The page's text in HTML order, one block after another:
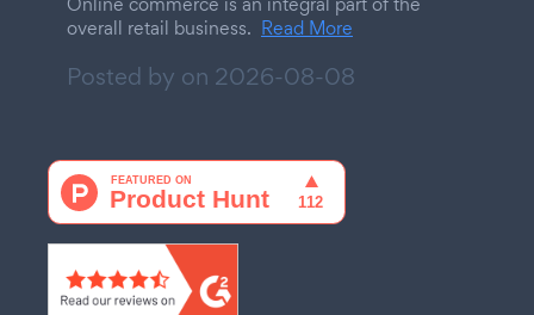
overall retail business. Read More
Posted by on 2026-08-08